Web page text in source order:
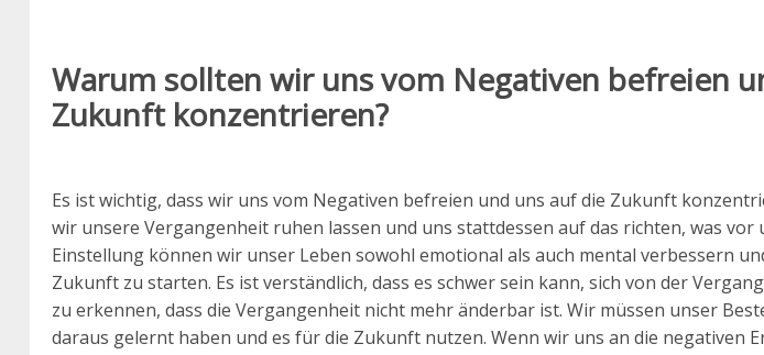
Warum sollten wir uns vom Negativen befreien
Zukunft konzentrieren?
Es ist wichtig, dass wir uns vom Negativen befreien und uns auf die Zukunft
wir unsere Vergangenheit ruhen lassen und uns stattdessen auf das richten, was
Einstellung können wir unser Leben sowohl emotional als auch mental verbessern
Zukunft zu starten. Es ist verständlich, dass es schwer sein kann, sich von der
zu erkennen, dass die Vergangenheit nicht mehr änderbar ist. Wir müssen unser
daraus gelernt haben und es für die Zukunft nutzen. Wenn wir uns an die negativen